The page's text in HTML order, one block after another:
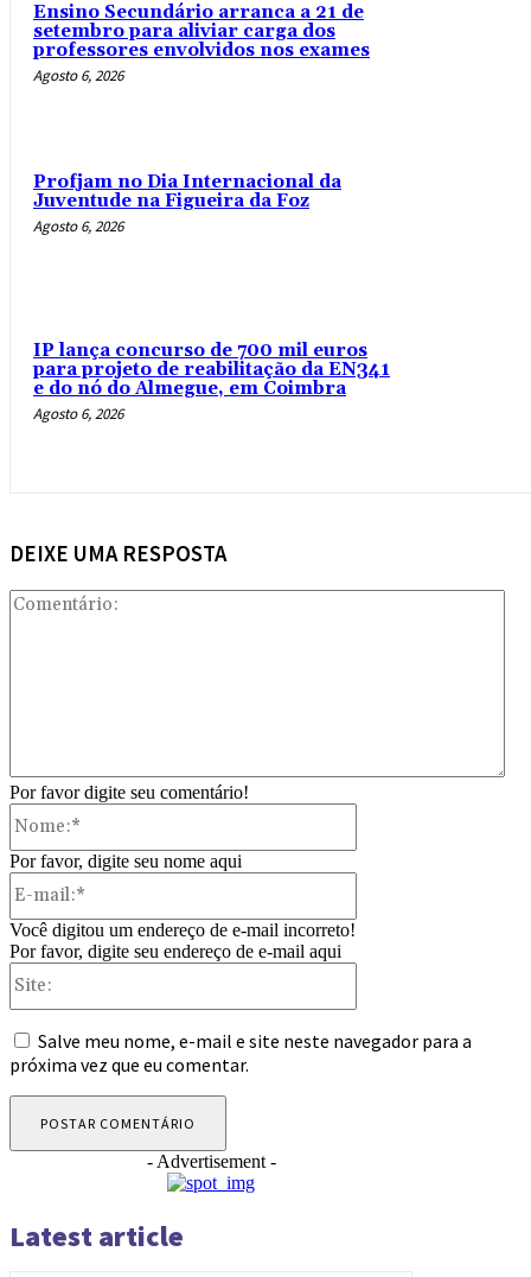
Ensino Secundário arranca a 21 de
setembro para aliviar carga dos
professores envolvidos nos exames
Agosto 6, 2026
Profjam no Dia Internacional da
Juventude na Figueira da Foz
Agosto 6, 2026
IP lança concurso de 700 mil euros
para projeto de reabilitação da EN341
e do nó do Almegue, em Coimbra
Agosto 6, 2026
DEIXE UMA RESPOSTA
Por favor digite seu comentário!
Por favor, digite seu nome aqui
Você digitou um endereço de e-mail incorreto!
Por favor, digite seu endereço de e-mail aqui
Salve meu nome, e-mail e site neste navegador para a
próxima vez que eu comentar.
- Advertisement -
Latest article